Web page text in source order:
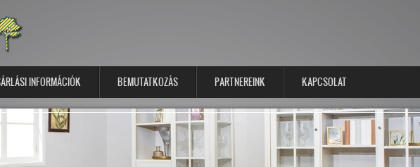
INFORMÁCIÓK BEMUTATKOZÁS PARTNEREINK KAPCSOLAT